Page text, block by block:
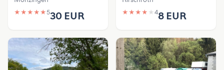
★ ★ ★ ★ ★530 EUR ★ ★ ★ ★ ★ 48 EUR